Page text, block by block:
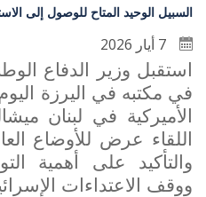
السبيل الوحيد المتاح للوصول إلى
استقبل وزير الدفاع
في مكتبه في اليرزة
الأميركية في لبنان
اللقاء عرض للأوضاع
والتأكيد على أهمية
ووقف الاعتداءات